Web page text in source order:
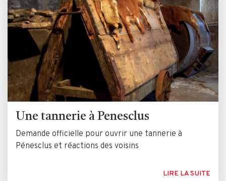
Une tannerie à Penesclus
Demande officielle pour ouvrir une tannerie à
Pénesclus et réactions des voisins
LIRE LA SUITE